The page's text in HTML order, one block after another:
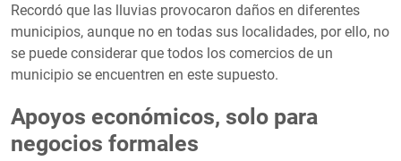
Recordó que las lluvias provocaron daños en diferentes
municipios, aunque no en todas sus localidades, por ello, no
se puede considerar que todos los comercios de un
municipio se encuentren en este supuesto.
Apoyos económicos, solo para
negocios formales